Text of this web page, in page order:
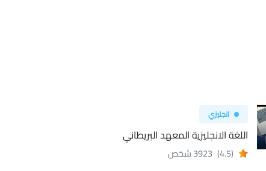
انجليزي
اللغة الانجليزية المعهد البريطاني
(4.5) 3923 شخص